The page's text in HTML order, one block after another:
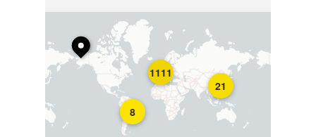
8
21
1111